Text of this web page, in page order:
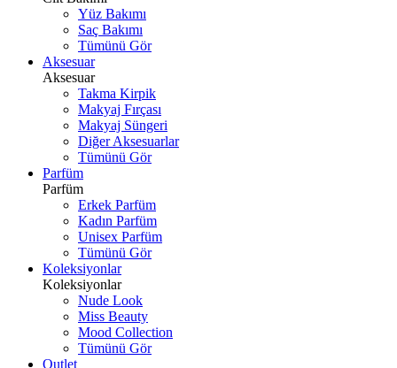
Yüz Bakımı
Saç Bakımı
Tümünü Gör
Aksesuar
Aksesuar
Takma Kirpik
Makyaj Fırçası
Makyaj Süngeri
Diğer Aksesuarlar
Tümünü Gör
Parfüm
Parfüm
Erkek Parfüm
Kadın Parfüm
Unisex Parfüm
Tümünü Gör
Koleksiyonlar
Koleksiyonlar
Nude Look
Miss Beauty
Mood Collection
Tümünü Gör
Outlet